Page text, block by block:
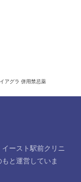
アグラ 併用禁忌薬
ースト駅前クリニ
と運営していま